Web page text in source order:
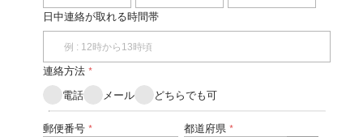
日中連絡が取れる時間帯
連絡方法 *
電話
メール どちらでも可
郵便番号 * 都道府県 *